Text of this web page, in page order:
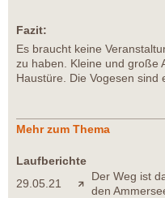
Fazit:
Es braucht keine
zu haben. Kleine und große
Haustüre. Die Vogesen sind
Mehr zum Thema
Laufberichte
29.05.21
Der Weg ist
den